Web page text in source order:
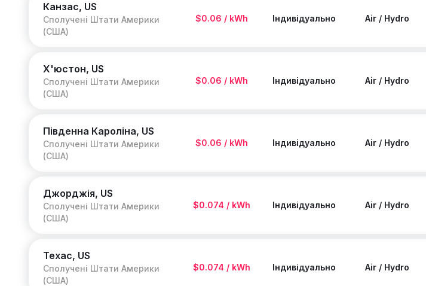
Канзас, US
Сполучені Штати Америки
(США)
$0.06 / kWh Індивідуально Air / Hydro
Х'юстон, US
Сполучені Штати Америки
(США)
$0.06 / kWh Індивідуально Air / Hydro
Південна Кароліна, US
Сполучені Штати Америки
(США)
$0.06 / kWh Індивідуально Air / Hydro
Джорджія, US
Сполучені Штати Америки
(США)
$0.074 / kWh Індивідуально Air / Hydro
Техас, US
Сполучені Штати Америки
(США)
$0.074 / kWh Індивідуально Air / Hydro